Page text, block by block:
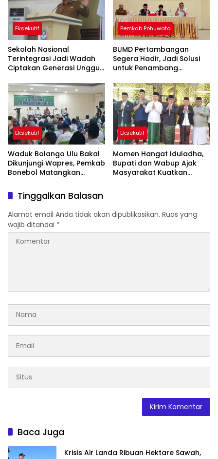
Eksekutif
Sekolah Nasional
Terintegrasi Jadi Wadah
Ciptakan Generasi Unggul
Pemkab Pohuwato
BUMD Pertambangan
Segera Hadir, Jadi Solusi
untuk Penambang
Eksekutif
Waduk Bolango Ulu Bakal
Dikunjungi Wapres, Pemkab
Bonebol Matangkan
Eksekutif
Momen Hangat Iduladha,
Bupati dan Wabup Ajak
Masyarakat Kuatkan
Tinggalkan Balasan
Alamat email Anda tidak akan dipublikasikan. Ruas yang
wajib ditandai *
Baca Juga
Krisis Air Landa Ribuan Hektare Sawah,